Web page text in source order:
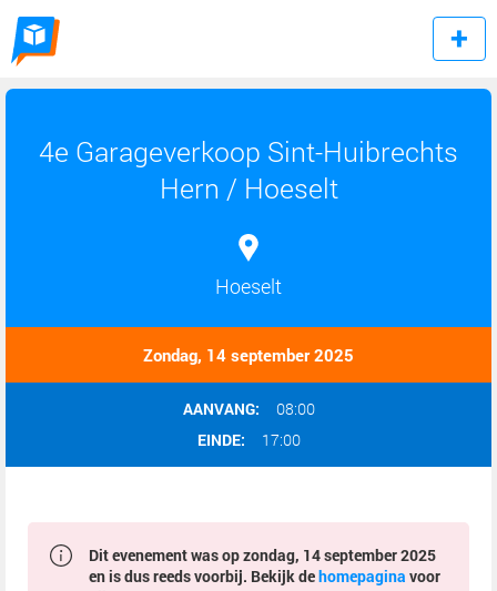
4e Garageverkoop Sint-Huibrechts
Hern / Hoeselt
Hoeselt
Zondag, 14 september 2025
AANVANG:
08:00
EINDE:
17:00
Dit evenement was op zondag, 14 september 2025
en is dus reeds voorbij. Bekijk dehomepagina voor